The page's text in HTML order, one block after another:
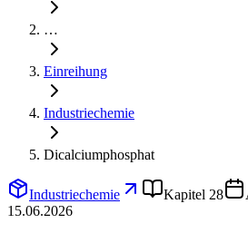
…
Einreihung
Industriechemie
Dicalciumphosphat
Industriechemie Kapitel 28
15.06.2026